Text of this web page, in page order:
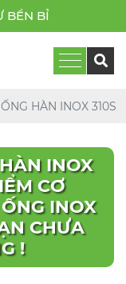
HÀN INOX
INOX
CƠ
INOX
CHƯA
!